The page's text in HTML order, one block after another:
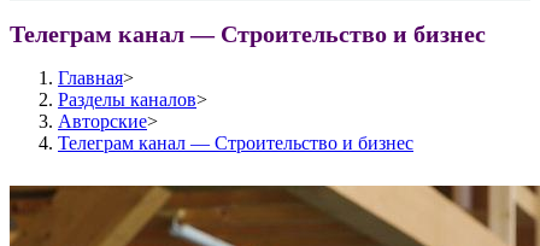
Телеграм канал — Строительство и бизнес
Главная>
Разделы каналов>
Авторские>
Телеграм канал — Строительство и бизнес